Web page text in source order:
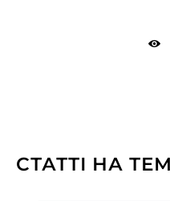
СТАТТІ НА